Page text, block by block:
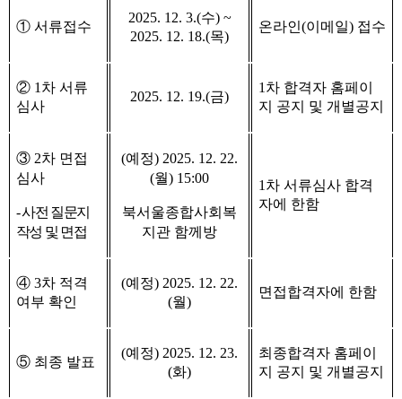
① 서류접수
2025. 12. 3.(수) ~
2025. 12. 18.(목)
온라인(이메일) 접수
② 1 차 서류
심사
2025. 12. 19.(금)
1 차 합격자 홈페이
지 공지 및 개별공지
③ 2차 면접
심사
-사전 질문지
작성 및 면접
(예정) 2025. 12. 22.
(월) 15:00
북서울종합사회복
지관 함께방
1 차 서류심사 합격
자에 한함
④ 3차 적격
여부 확인
(예정) 2025. 12. 22.
(월)
면접합격자에 한함
⑤ 최종 발표
(예정) 2025. 12. 23.
(화)
최종합격자 홈페이
지 공지 및 개별공지